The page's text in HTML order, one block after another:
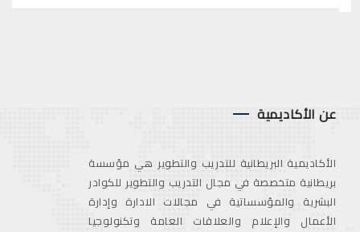
عن الأكاديمية
الأكاديمية البريطانية للتدريب والتطوير هي مؤسسة
بريطانية متخصصة في مجال التدريب والتطوير للكوادر
البشرية والمؤسساتية في مجالات الادارة وإدارة
الأعمال والإعلام والعلاقات العامة وتكنولوجيا